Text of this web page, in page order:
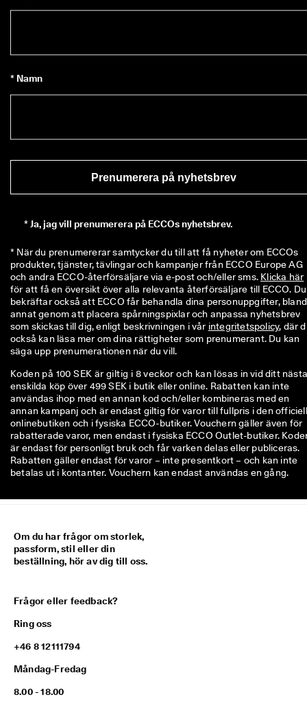
* Namn
Prenumerera på nyhetsbrev
* Ja, jag vill prenumerera på ECCOs nyhetsbrev.
* När du prenumererar samtycker du till att få nyheter om ECCOs
produkter, tjänster, tävlingar och kampanjer från ECCO Europe AG
och andra ECCO-återförsäljare via e-post och/eller sms. Klicka här
för att få en översikt över alla relevanta återförsäljare till ECCO. Du
bekräftar också att ECCO får behandla dina personuppgifter, bland
annat genom att placera spårningspixlar och anpassa nyhetsbrev
som skickas till dig, enligt beskrivningen i vår integritetspolicy, där
också kan läsa mer om dina rättigheter som prenumerant. Du kan
säga upp prenumerationen när du vill.
Koden på 100 SEK är giltig i 8 veckor och kan lösas in vid ditt nästa
enskilda köp över 499 SEK i butik eller online. Rabatten kan inte
användas ihop med en annan kod och/eller kombineras med en
annan kampanj och är endast giltig för varor till fullpris i den
onlinebutiken och i fysiska ECCO-butiker. Vouchern gäller även för
rabatterade varor, men endast i fysiska ECCO Outlet-butiker.
är endast för personligt bruk och får varken delas eller publiceras.
Rabatten gäller endast för varor – inte presentkort – och kan inte
betalas ut i kontanter. Vouchern kan endast användas en gång.
Om du har frågor om storlek,
passform, stil eller din
beställning, hör av dig till oss.
Frågor eller feedback?
Ring oss
+46 8 12111794
Måndag-Fredag
8.00 - 18.00